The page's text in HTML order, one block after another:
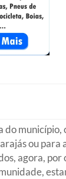
município,
ou
agora,